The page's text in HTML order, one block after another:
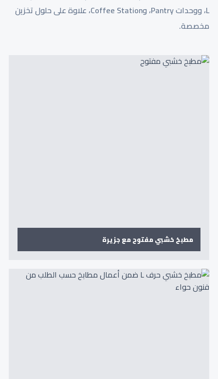
L، ووحدات Pantry، وCoffee Station، علاوة على حلول تخزين
مخصصة.
مطبخ خشبي مفتوح مع جزيرة